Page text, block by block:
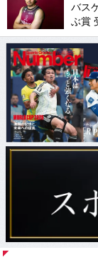
バス
ぶ賞